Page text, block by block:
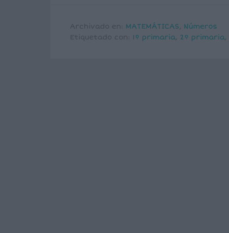
Archivado en: MATEMÁTICAS, Números
Etiquetado con: 1º primaria, 2º primaria,